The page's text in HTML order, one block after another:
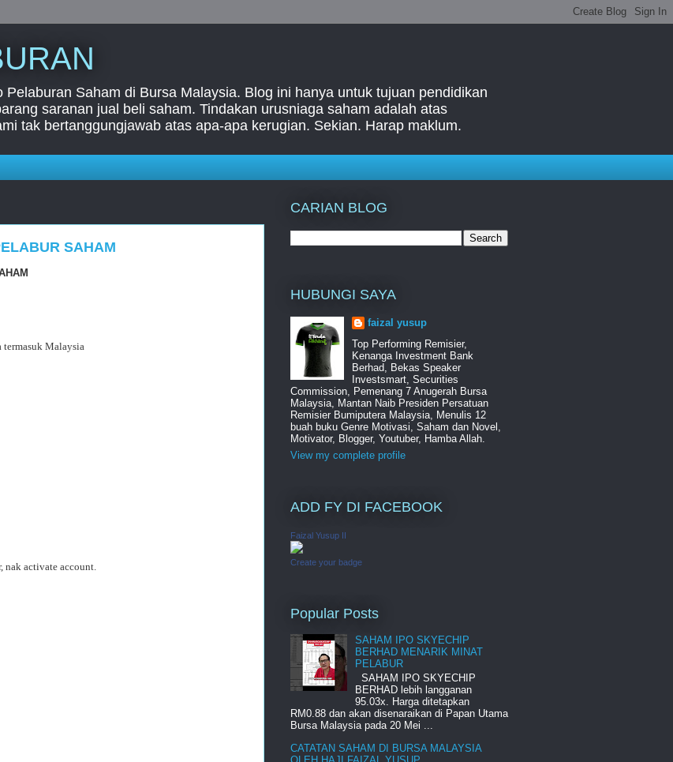
Saham di Bursa Malaysia. Blog ini hanya untuk tujuan pendidikan
saranan jual beli saham. Tindakan urusniaga saham adalah atas
tak bertanggungjawab atas apa-apa kerugian. Sekian. Harap maklum.
SAHAM
termasuk Malaysia
nak activate account.
CARIAN BLOG
HUBUNGI SAYA
faizal yusup
Top Performing Remisier,
Kenanga Investment Bank
Berhad, Bekas Speaker
Investsmart, Securities
Commission, Pemenang 7 Anugerah Bursa
Malaysia, Mantan Naib Presiden Persatuan
Remisier Bumiputera Malaysia, Menulis 12
buah buku Genre Motivasi, Saham dan Novel,
Motivator, Blogger, Youtuber, Hamba Allah.
View my complete profile
ADD FY DI FACEBOOK
Faizal Yusup II
Create your badge
Popular Posts
SAHAM IPO SKYECHIP
BERHAD MENARIK MINAT
PELABUR
SAHAM IPO SKYECHIP
BERHAD lebih langganan
95.03x. Harga ditetapkan
RM0.88 dan akan disenaraikan di Papan Utama
Bursa Malaysia pada 20 Mei ...
CATATAN SAHAM DI BURSA MALAYSIA